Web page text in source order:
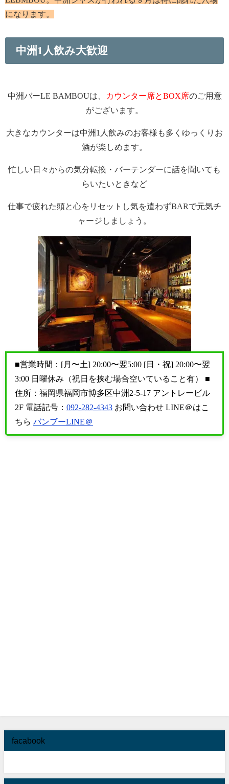
になります。
中洲1人飲み大歓迎
中洲バーLE BAMBOUは、 カウンター席とBOX席のご用意
がございます。
大きなカウンターは中洲1人飲みのお客様も多くゆっくりお
酒が楽しめます。
忙しい日々からの気分転換・バーテンダーに話を聞いても
らいたいときなど
仕事で疲れた頭と心をリセットし気を遣わずBARで元気チ
ャージしましょう。
■営業時間：[月〜土] 20:00〜翌5:00 [日・祝] 20:00〜翌
3:00 日曜休み（祝日を挟む場合空いていること有） ■
住所：福岡県福岡市博多区中洲2-5-17 アントレービル
2F 電話記号： 092-282-4343 お問い合わせ LINE＠はこ
ちら バンブーLINE＠
facabook